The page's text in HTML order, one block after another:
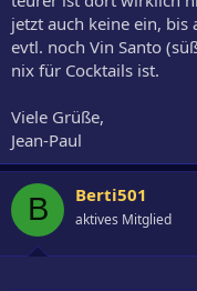
jetzt auch keine ein,
evtl. noch Vin Santo
nix für Cocktails ist.
Viele Grüße,
Jean-Paul
B Berti501
aktives Mitglied